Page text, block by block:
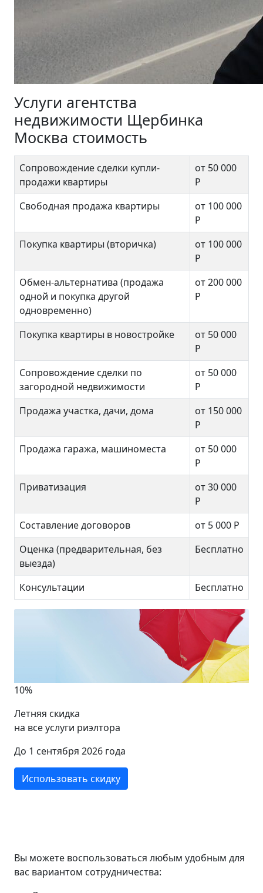
Услуги агентства
недвижимости Щербинка
Москва стоимость
Сопровождение сделки купли-
продажи квартиры
от 50 000
Р
Свободная продажа квартиры
от 100 000
Р
Покупка квартиры (вторичка)
от 100 000
Р
Обмен-альтернатива (продажа
одной и покупка другой
одновременно)
от 200 000
Р
Покупка квартиры в новостройке
от 50 000
Р
Сопровождение сделки по
загородной недвижимости
от 50 000
Р
Продажа участка, дачи, дома
от 150 000
Р
Продажа гаража, машиноместа
от 50 000
Р
Приватизация
от 30 000
Р
Составление договоров
от 5 000 Р
Оценка (предварительная, без
выезда)
Бесплатно
Консультации Бесплатно
10%
Летняя скидка
на все услуги риэлтора
До 1 сентября 2026 года
Использовать скидку
Вы можете воспользоваться любым удобным для
вас вариантом сотрудничества: